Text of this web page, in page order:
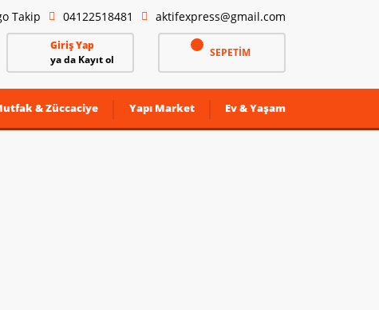
Takip 04122518481 aktifexpress@gmail.com
Giriş Yap
ya da Kayıt ol
SEPETİM
& Züccaciye Yapı Market Ev & Yaşam